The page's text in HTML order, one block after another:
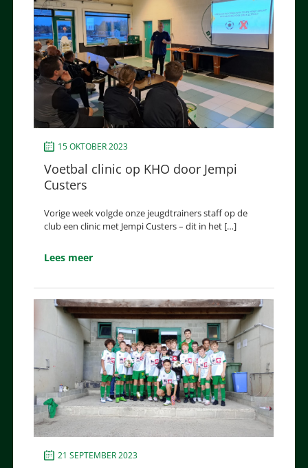
15 OKTOBER 2023
Voetbal clinic op KHO door Jempi
Custers
Vorige week volgde onze jeugdtrainers staff op de
club een clinic met Jempi Custers – dit in het […]
Lees meer
21 SEPTEMBER 2023